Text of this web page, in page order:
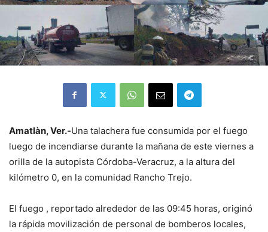
Amatlàn, Ver.-Una talachera fue consumida por el fuego
luego de incendiarse durante la mañana de este viernes a
orilla de la autopista Córdoba-Veracruz, a la altura del
kilómetro 0, en la comunidad Rancho Trejo.
El fuego , reportado alrededor de las 09:45 horas, originó
la rápida movilización de personal de bomberos locales,